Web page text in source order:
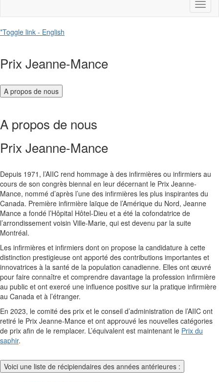
*Toggle link - English
Prix Jeanne-Mance
A propos de nous
A propos de nous
Prix Jeanne-Mance
Depuis 1971, l’AIIC rend hommage à des infirmières ou infirmiers au
cours de son congrès biennal en leur décernant le Prix Jeanne-
Mance, nommé d’après l’une des infirmières les plus inspirantes du
Canada. Première infirmière laïque de l’Amérique du Nord, Jeanne
Mance a fondé l’Hôpital Hôtel-Dieu et a été la cofondatrice de
l’arrondissement voisin Ville-Marie, qui est devenu par la suite
Montréal.
Les infirmières et infirmiers dont on propose la candidature à cette
distinction prestigieuse ont apporté des contributions importantes et
innovatrices à la santé de la population canadienne. Elles ont œuvré
pour faire connaître et comprendre davantage la profession infirmière
au public et ont exercé une influence positive sur la pratique infirmière
au Canada et à l’étranger.
En 2023, le comité des prix et le conseil d’administration de l’AIIC ont
retiré le Prix Jeanne-Mance et ont approuvé les nouvelles catégories
de prix afin de le remplacer. L’équivalent est maintenant le Prix du
saphir.
Voici une liste de récipiendaires des années antérieures :